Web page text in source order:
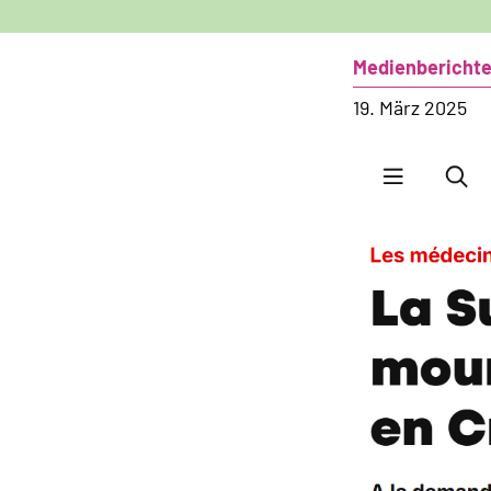
Medienberichte
19. März 2025